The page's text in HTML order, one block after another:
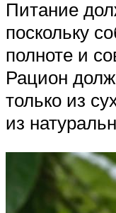
Питание
поскольку
полноте и
Рацион
только из
из